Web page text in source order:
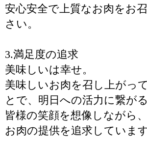
安心安全で上質なお肉をお
さい。
3.満足度の追求
美味しいは幸せ。
美味しいお肉を召し上がっ
とで、明日への活力に繋が
皆様の笑顔を想像しながら
お肉の提供を追求しています